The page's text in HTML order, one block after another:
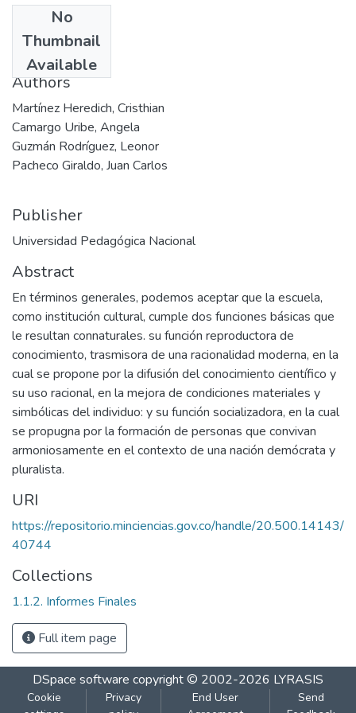
No
Thumbnail
Available
1994-12
Authors
Martínez Heredich, Cristhian
Camargo Uribe, Angela
Guzmán Rodríguez, Leonor
Pacheco Giraldo, Juan Carlos
Publisher
Universidad Pedagógica Nacional
Abstract
En términos generales, podemos aceptar que la escuela,
como institución cultural, cumple dos funciones básicas que
le resultan connaturales. su función reproductora de
conocimiento, trasmisora de una racionalidad moderna, en la
cual se propone por la difusión del conocimiento científico y
su uso racional, en la mejora de condiciones materiales y
simbólicas del individuo: y su función socializadora, en la cual
se propugna por la formación de personas que convivan
armoniosamente en el contexto de una nación demócrata y
pluralista.
URI
https://repositorio.minciencias.gov.co/handle/20.500.14143/
40744
Collections
1.1.2. Informes Finales
Full item page
DSpace software copyright © 2002-2026 LYRASIS
Cookie
Privacy
End User
Send